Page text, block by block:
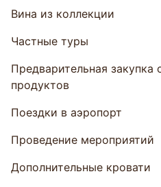
Вина из коллекции
Частные туры
Предварительная
продуктов
Поездки в аэропорт
Проведение мероприятий
Дополнительные кровати